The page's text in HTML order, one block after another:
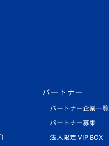
パートナー
パートナー企業一覧
パートナー募集
法人限定 VIP BOX